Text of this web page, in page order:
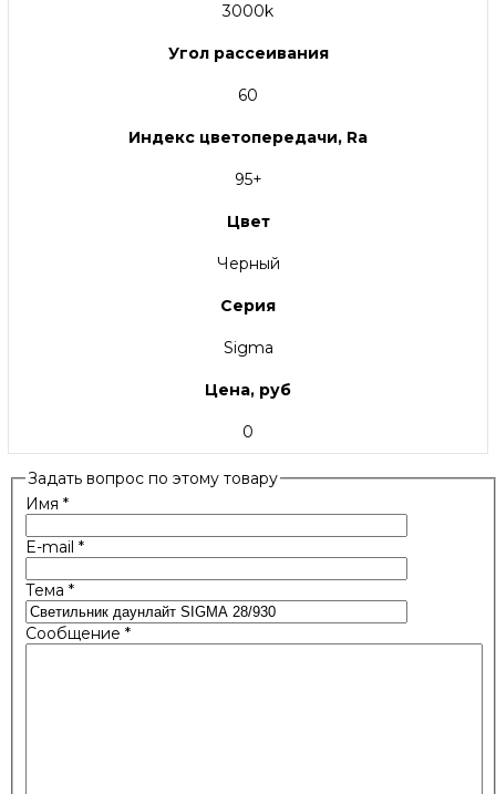
3000k
Угол рассеивания
60
Индекс цветопередачи, Ra
95+
Цвет
Черный
Серия
Sigma
Цена, руб
0
Задать вопрос по этому товару
Имя *
E-mail *
Тема *
Сообщение *